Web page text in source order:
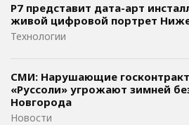
Р7 представит дата-арт
живой цифровой портрет
Технологии
СМИ: Нарушающие
«Руссоли» угрожают зимней
Новгорода
Новости